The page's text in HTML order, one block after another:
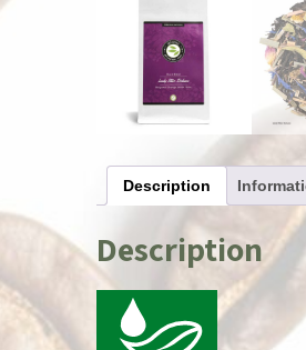
Description
Description